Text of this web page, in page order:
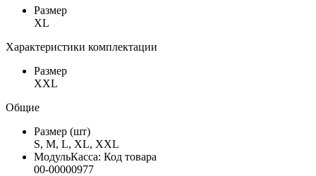
Размер
XL
Характеристики комплектации
Размер
XXL
Общие
Размер (шт)
S, M, L, XL, XXL
МодульКасса: Код товара
00-00000977